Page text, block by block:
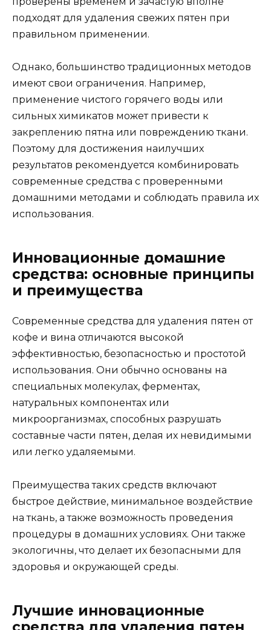
подходят для удаления свежих пятен при
правильном применении.
Однако, большинство традиционных методов
имеют свои ограничения. Например,
применение чистого горячего воды или
сильных химикатов может привести к
закреплению пятна или повреждению ткани.
Поэтому для достижения наилучших
результатов рекомендуется комбинировать
современные средства с проверенными
домашними методами и соблюдать правила их
использования.
Инновационные домашние
средства: основные принципы
и преимущества
Современные средства для удаления пятен от
кофе и вина отличаются высокой
эффективностью, безопасностью и простотой
использования. Они обычно основаны на
специальных молекулах, ферментах,
натуральных компонентах или
микроорганизмах, способных разрушать
составные части пятен, делая их невидимыми
или легко удаляемыми.
Преимущества таких средств включают
быстрое действие, минимальное воздействие
на ткань, а также возможность проведения
процедуры в домашних условиях. Они также
экологичны, что делает их безопасными для
здоровья и окружающей среды.
Лучшие инновационные